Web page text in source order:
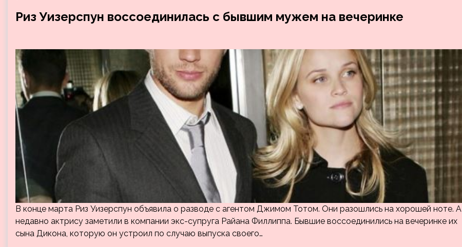
Риз Уизерспун воссоединилась с бывшим мужем на вечеринке
В конце марта Риз Уизерспун объявила о разводе с агентом Джимом Тотом. Они разошлись на хорошей ноте. А
недавно актрису заметили в компании экс-супруга Райана Филлиппа. Бывшие воссоединились на вечеринке их
сына Дикона, которую он устроил по случаю выпуска своего…